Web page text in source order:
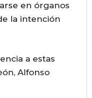
en órganos
la intención
a estas
Alfonso